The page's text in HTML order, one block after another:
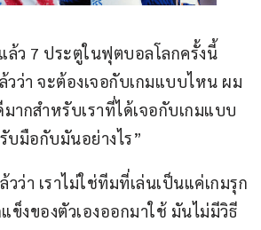
ล้ว 7 ประตูในฟุตบอลโลกครั้งนี้
วว่า จะต้องเจอกับเกมแบบไหน ผม
ากสำหรับเราที่ได้เจอกับเกมแบบ
บมือกับมันอย่างไร”
วว่า เราไม่ใช่ทีมที่เล่นเป็นแค่เกมรุก
ข็งของตัวเองออกมาใช้ มันไม่มีวิธี